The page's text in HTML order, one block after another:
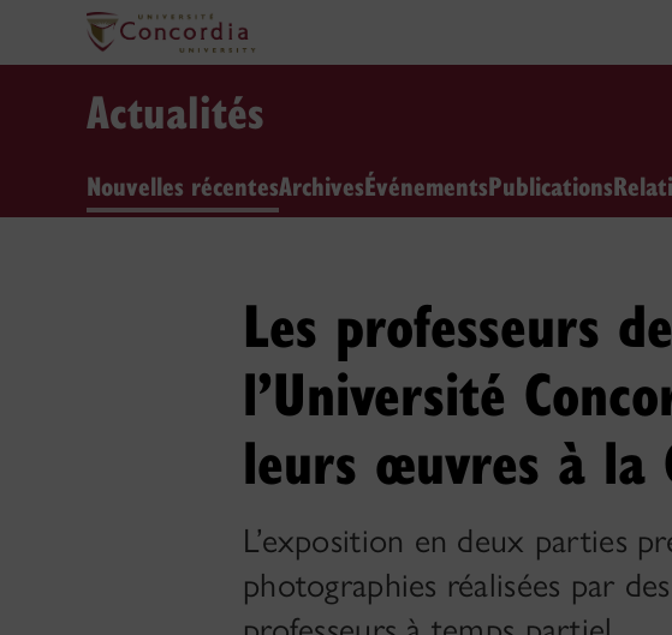
Actualités
Nouvelles récentesArchivesÉvénementsPublications
Les professeurs
l’Université
leurs œuvres à la
L’exposition en deux parties
photographies réalisées par